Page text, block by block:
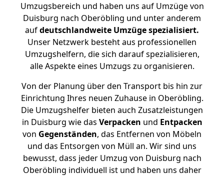
Umzugsbereich und haben uns auf Umzüge von
Duisburg nach Oberöbling und unter anderem
aufdeutschlandweite Umzüge spezialisiert.
Unser Netzwerk besteht aus professionellen
Umzugshelfern, die sich darauf spezialisieren,
alle Aspekte eines Umzugs zu organisieren.
Von der Planung über den Transport bis hin zur
Einrichtung Ihres neuen Zuhause in Oberöbling.
Die Umzugshelfer bieten auch Zusatzleistungen
in Duisburg wie das Verpacken und Entpacken
von Gegenständen, das Entfernen von Möbeln
und das Entsorgen von Müll an. Wir sind uns
bewusst, dass jeder Umzug von Duisburg nach
Oberöbling individuell ist und haben uns daher